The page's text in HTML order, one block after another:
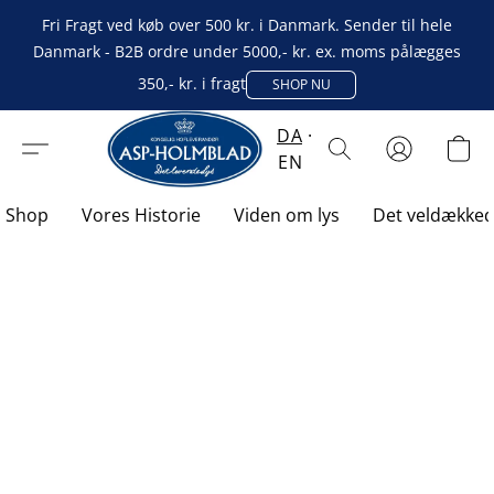
Fri Fragt ved køb over 500 kr. i Danmark. Sender til hele
Danmark - B2B ordre under 5000,- kr. ex. moms pålægges
350,- kr. i fragt
SHOP NU
DA
EN
Shop Vores Historie Viden om lys Det